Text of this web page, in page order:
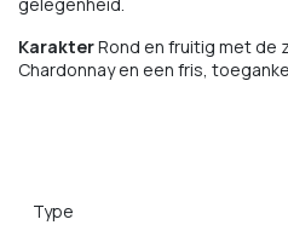
KarakterRond en fruitig met de
Chardonnay en een fris,
Type